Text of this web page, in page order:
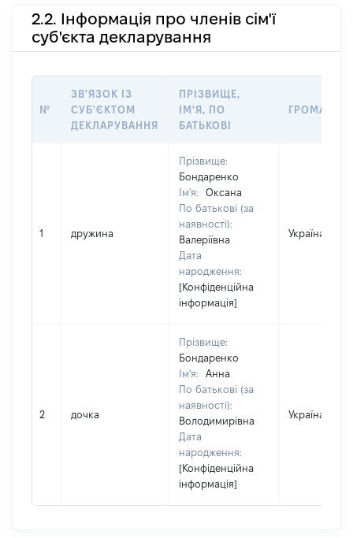
2.2. Інформація про членів сім'ї
суб'єкта декларування
№
ЗВ'ЯЗОК ІЗ
СУБ'ЄКТОМ
ДЕКЛАРУВАННЯ
ПРІЗВИЩЕ,
ІМ'Я, ПО
БАТЬКОВІ
1 дружина
Прізвище:
Бондаренко
Ім'я:
Оксана
По батькові (за
наявності):
Валеріївна
Дата
народження:
[Конфіденційна
інформація]
Україна
2 дочка
Прізвище:
Бондаренко
Ім'я:
Анна
По батькові (за
наявності):
Володимирівна
Дата
народження:
[Конфіденційна
інформація]
Україна